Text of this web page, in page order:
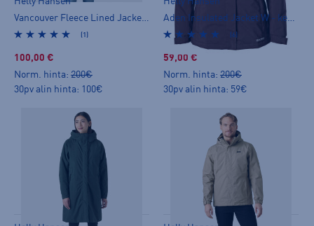
Vancouver Fleece Lined Jacket W - kevytvanutakki
(1)
100,00 €
Norm. hinta: 200€
30pv alin hinta: 100€
Aden Insulated Jacket W - kevytvanutakki
(6)
59,00 €
Norm. hinta: 200€
30pv alin hinta: 59€